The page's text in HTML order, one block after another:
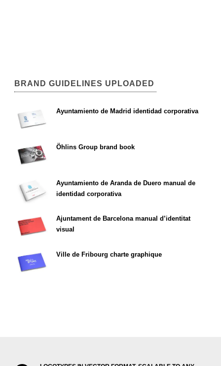
BRAND GUIDELINES UPLOADED
Ayuntamiento de Madrid identidad corporativa
Öhlins Group brand book
Ayuntamiento de Aranda de Duero manual de
identidad corporativa
Ajuntament de Barcelona manual d’identitat
visual
Ville de Fribourg charte graphique